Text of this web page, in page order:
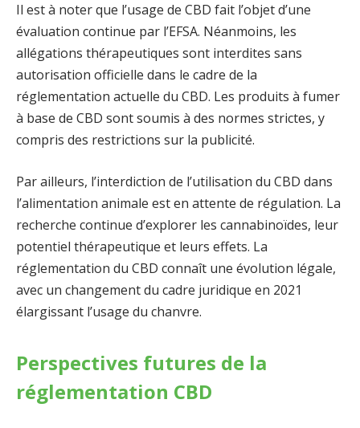
Il est à noter que l’usage de CBD fait l’objet d’une
évaluation continue par l’EFSA. Néanmoins, les
allégations thérapeutiques sont interdites sans
autorisation officielle dans le cadre de la
réglementation actuelle du CBD. Les produits à fumer
à base de CBD sont soumis à des normes strictes, y
compris des restrictions sur la publicité.
Par ailleurs, l’interdiction de l’utilisation du CBD dans
l’alimentation animale est en attente de régulation. La
recherche continue d’explorer les cannabinoïdes, leur
potentiel thérapeutique et leurs effets. La
réglementation du CBD connaît une évolution légale,
avec un changement du cadre juridique en 2021
élargissant l’usage du chanvre.
Perspectives futures de la
réglementation CBD